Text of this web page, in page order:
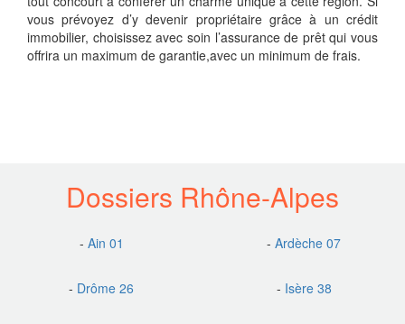
vous prévoyez d’y devenir propriétaire grâce à un crédit
immobilier, choisissez avec soin l’assurance de prêt qui vous
offrira un maximum de garantie,avec un minimum de frais.
Dossiers Rhône-Alpes
- Ain 01 - Ardèche 07
- Drôme 26 - Isère 38